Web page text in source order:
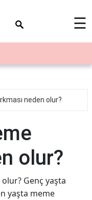
☰
neden olur?
olur?
Genç yaşta
yaşta meme